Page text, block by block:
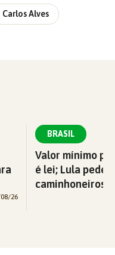
Carlos Alves
26
BRASIL
Valor mínimo
é lei; Lula pede
caminhoneiros